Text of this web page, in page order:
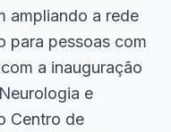
ampliando a rede
para pessoas com
a inauguração
e
Centro de